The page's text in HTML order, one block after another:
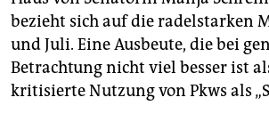
bezieht sich auf die radelstarken
und Juli. Eine Ausbeute, die bei
Betrachtung nicht viel besser ist
kritisierte Nutzung von Pkws als